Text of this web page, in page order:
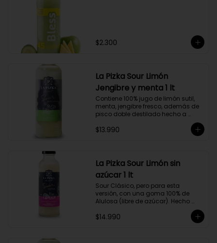
$2.300
La Pizka Sour Limón
Jengibre y menta 1 lt
Contiene 100% jugo de limón sutil,
menta, jengibre fresco, además de
pisco doble destilado hecho a
Alejandría, Amarilla, Rosada y
$13.990
La Pizka Sour Limón sin
azúcar 1 lt
Sour Clásico, pero para esta
versión, con una goma 100% de
Alulosa (libre de azúcar). Hecho
100% con jugo de limón sutil y pisco
doble destilado de receta propia
hecho a partir de uva Moscatel de
$14.990